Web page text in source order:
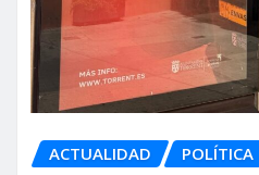
ACTUALIDAD POLÍTICA